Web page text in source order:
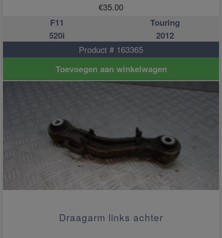
€35.00
F11
Touring
520i
2012
Product # 163365
Toevoegen aan winkelwagen
Draagarm links achter